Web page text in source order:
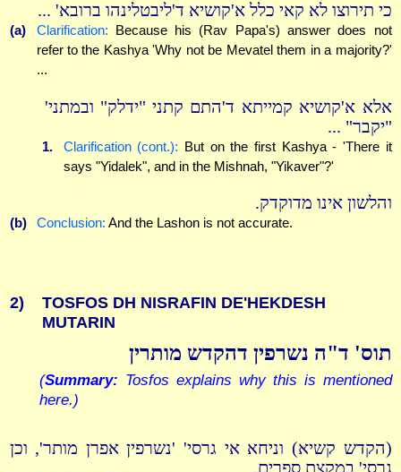
כי תירוצו לא קאי כלל א'קושיא ד'ליבטלינהו ברובא' ...
(a) Clarification: Because his (Rav Papa's) answer does not
refer to the Kashya 'Why not be Mevatel them in a majority?'
...
אלא א'קושיא קמייתא ד'התם קתני "ידלק" ובמתני'
"יקבר" ...
1. Clarification (cont.): But on the first Kashya - 'There it
says "Yidalek", and in the Mishnah, "Yikaver"?'
והלשון אינו מדוקדק.
(b) Conclusion: And the Lashon is not accurate.
2)
TOSFOS DH NISRAFIN DE'HEKDESH
MUTARIN
תוס' ד"ה נשרפין דהקדש מותרין
(Summary: Tosfos explains why this is mentioned
here.)
(הקדש קשיא) וניחא אי גרסי' 'נשרפין אפרן מותר', וכן
גרסי' במקצת ספרים.